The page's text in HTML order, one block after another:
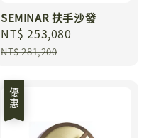
SEMINAR 扶手沙發
Sale
price
NT$ 253,080
NT$ 281,200
優惠